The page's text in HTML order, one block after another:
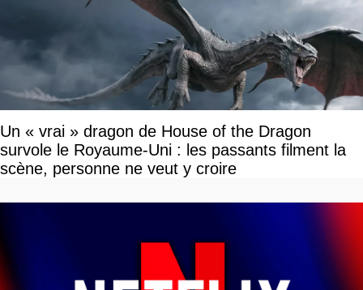
Un « vrai » dragon de House of the Dragon
survole le Royaume-Uni : les passants filment la
scène, personne ne veut y croire